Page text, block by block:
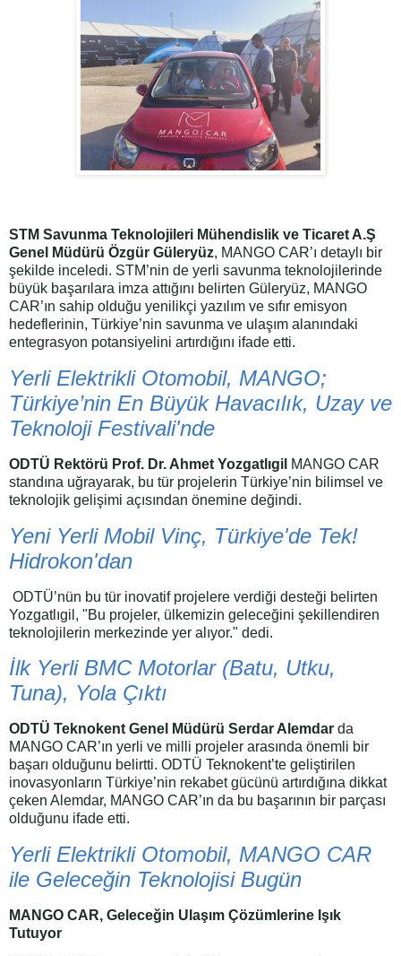
STM Savunma Teknolojileri Mühendislik ve Ticaret A.Ş
Genel Müdürü Özgür Güleryüz, MANGO CAR’ı detaylı bir
şekilde inceledi. STM’nin de yerli savunma teknolojilerinde
büyük başarılara imza attığını belirten Güleryüz, MANGO
CAR’ın sahip olduğu yenilikçi yazılım ve sıfır emisyon
hedeflerinin, Türkiye’nin savunma ve ulaşım alanındaki
entegrasyon potansiyelini artırdığını ifade etti.
Yerli Elektrikli Otomobil, MANGO;
Türkiye’nin En Büyük Havacılık, Uzay ve
Teknoloji Festivali'nde
ODTÜ Rektörü Prof. Dr. Ahmet Yozgatlıgil MANGO CAR
standına uğrayarak, bu tür projelerin Türkiye’nin bilimsel ve
teknolojik gelişimi açısından önemine değindi.
Yeni Yerli Mobil Vinç, Türkiye'de Tek!
Hidrokon'dan
ODTÜ’nün bu tür inovatif projelere verdiği desteği belirten
Yozgatlıgil, "Bu projeler, ülkemizin geleceğini şekillendiren
teknolojilerin merkezinde yer alıyor." dedi.
İlk Yerli BMC Motorlar (Batu, Utku,
Tuna), Yola Çıktı
ODTÜ Teknokent Genel Müdürü Serdar Alemdar da
MANGO CAR’ın yerli ve milli projeler arasında önemli bir
başarı olduğunu belirtti. ODTÜ Teknokent’te geliştirilen
inovasyonların Türkiye’nin rekabet gücünü artırdığına dikkat
çeken Alemdar, MANGO CAR’ın da bu başarının bir parçası
olduğunu ifade etti.
Yerli Elektrikli Otomobil, MANGO CAR
ile Geleceğin Teknolojisi Bugün
MANGO CAR, Geleceğin Ulaşım Çözümlerine Işık
Tutuyor